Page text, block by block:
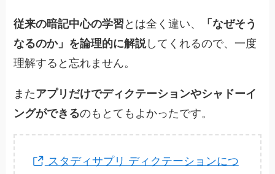
従来の暗記中心の学習 とは全く違い、
「なぜそう
なるのか」を論理的に解説してくれるので、一度
理解すると忘れません。
またアプリだけでディクテーションやシャドーイ
ングができるのもとてもよかったです。
スタディサプリ ディクテーションにつ